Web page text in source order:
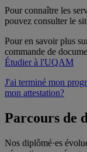
Pour connaître les
pouvez consulter le
Pour en savoir plus
commande de
Étudier à l'UQAM
J'ai terminé mon
mon attestation?
Parcours de
Nos diplômé·es